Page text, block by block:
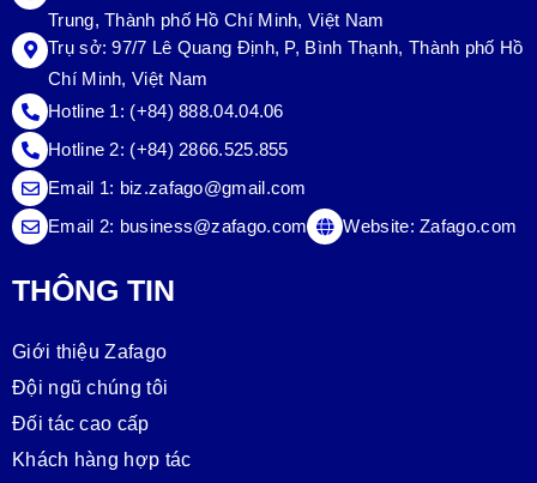
Trung, Thành phố Hồ Chí Minh, Việt Nam
Trụ sở:97/7 Lê Quang Định, P, Bình Thạnh, Thành phố Hồ
Chí Minh, Việt Nam
Hotline 1: (+84) 888.04.04.06
Hotline 2: (+84) 2866.525.855
Email 1: biz.zafago@gmail.com
Email 2: business@zafago.com Website:Zafago.com
THÔNG TIN
Giới thiệu Zafago
Đội ngũ chúng tôi
Đối tác cao cấp
Khách hàng hợp tác